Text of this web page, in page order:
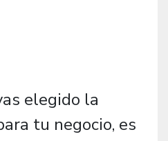
elegido la
tu negocio, es